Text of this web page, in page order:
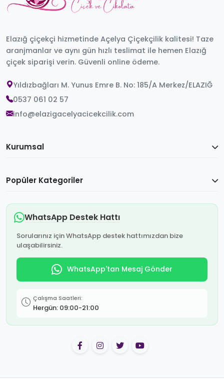
Elazığ çiçekçi hizmetinde Açelya Çiçekçilik kalitesi! Taze
aranjmanlar ve aynı gün hızlı teslimat ile hemen Elazığ
çiçek siparişi verin. Güvenli online ödeme.
Yıldızbağları M. Yunus Emre B. No: 185/A Merkez/ELAZIĞ
0537 061 02 57
info@elazigacelyacicekcilik.com
Kurumsal
Popüler Kategoriler
WhatsApp Destek Hattı
Sorularınız için WhatsApp destek hattımızdan bize
ulaşabilirsiniz.
WhatsApp'tan Mesaj Gönder
Çalışma Saatleri:
Hergün: 09:00-21:00